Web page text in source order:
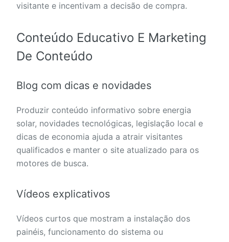
visitante e incentivam a decisão de compra.
Conteúdo Educativo E Marketing
De Conteúdo
Blog com dicas e novidades
Produzir conteúdo informativo sobre energia
solar, novidades tecnológicas, legislação local e
dicas de economia ajuda a atrair visitantes
qualificados e manter o site atualizado para os
motores de busca.
Vídeos explicativos
Vídeos curtos que mostram a instalação dos
painéis, funcionamento do sistema ou